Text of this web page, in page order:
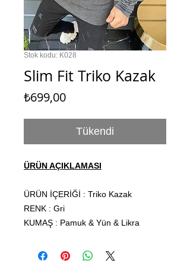
Stok kodu: K028
Slim Fit Triko Kazak
₺699,00Fiyat
Tükendi
ÜRÜN AÇIKLAMASI
ÜRÜN İÇERİĞİ : Triko Kazak
RENK : Gri
KUMAŞ : Pamuk & Yün & Likra